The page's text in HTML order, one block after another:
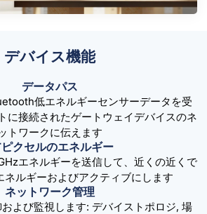
デバイス機能
データパス
低エネルギーセンサーデータを受
に接続されたゲートウェイデバイスのネ
トワークに伝えます
ピクセルのエネルギー
エネルギーを送信して、近くの近くで
ネルギーおよびアクティブにします
ネットワーク管理
よび監視します: デバイストポロジ, 場